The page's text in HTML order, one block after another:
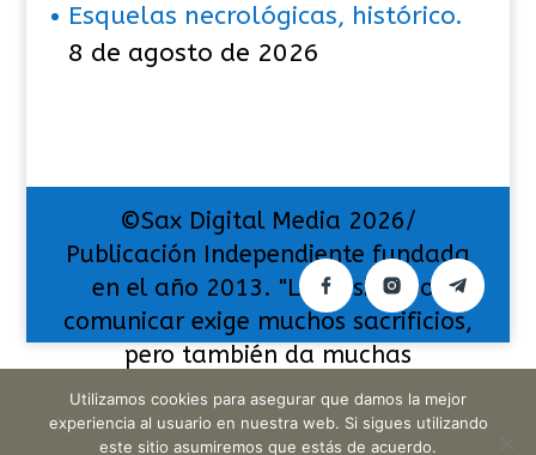
Esquelas necrológicas, histórico.
8 de agosto de 2026
©Sax Digital Media 2026/
Publicación Independiente fundada
en el año 2013. "La pasión por
comunicar exige muchos sacrificios,
pero también da muchas
satisfacciones".
Utilizamos cookies para asegurar que damos la mejor
experiencia al usuario en nuestra web. Si sigues utilizando
este sitio asumiremos que estás de acuerdo.